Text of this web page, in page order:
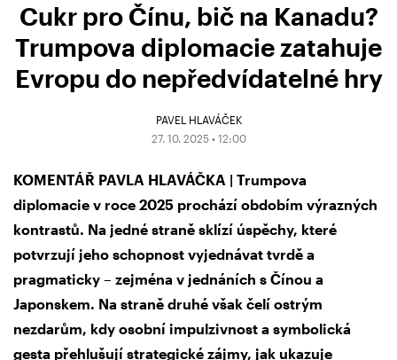
Cukr pro Čínu, bič na Kanadu?
Trumpova diplomacie zatahuje
Evropu do nepředvídatelné hry
PAVEL HLAVÁČEK
27. 10. 2025 • 12:00
KOMENTÁŘ PAVLA HLAVÁČKA | Trumpova
diplomacie v roce 2025 prochází obdobím výrazných
kontrastů. Na jedné straně sklízí úspěchy, které
potvrzují jeho schopnost vyjednávat tvrdě a
pragmaticky – zejména v jednáních s Čínou a
Japonskem. Na straně druhé však čelí ostrým
nezdarům, kdy osobní impulzivnost a symbolická
gesta přehlušují strategické zájmy, jak ukazuje